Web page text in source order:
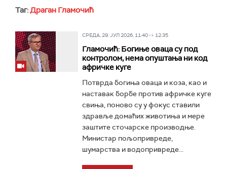
Таг:Драган Гламочић
СРЕДА, 29. ЈУЛ 2026, 11:40 -> 12:35
Гламочић: Богиње оваца су под
контролом, нема опуштања ни код
афричке куге
Потврда богиња оваца и коза, као и
наставак борбе против афричке куге
свиња, поново су у фокус ставили
здравље домаћих животиња и мере
заштите сточарске производње.
Министар пољопривреде,
шумарства и водопривреде...